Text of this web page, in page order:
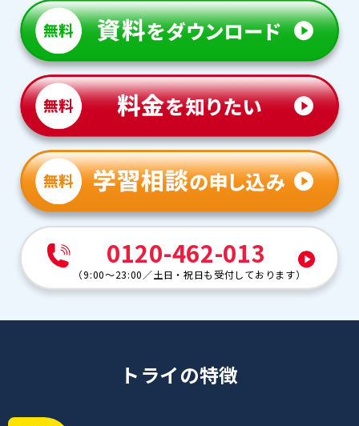
0120-462-013
（9:00～23:00 ／土日・祝日も受付しております）
トライの特徴